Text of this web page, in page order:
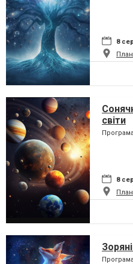
8
світи
8
Зоряні